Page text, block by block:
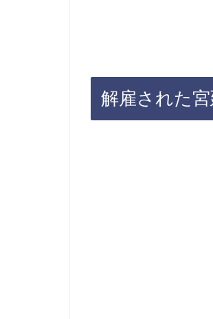
解雇された